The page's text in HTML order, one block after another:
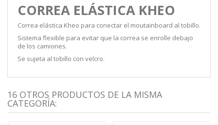
CORREA ELÁSTICA KHEO
Correa elástica Kheo para conectar el moutainboard al tobillo.
Sistema flexible para evitar que la correa se enrolle debajo
de los camiones.
Se sujeta al tobillo con velcro.
16 OTROS PRODUCTOS DE LA MISMA
CATEGORÍA: